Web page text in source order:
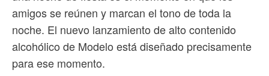
amigos se reúnen y marcan el tono de toda la
noche. El nuevo lanzamiento de alto contenido
alcohólico de Modelo está diseñado precisamente
para ese momento.